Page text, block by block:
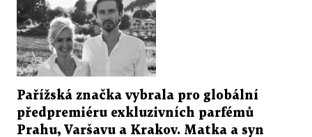
Pařížská značka vybrala pro globální
předpremiéru exkluzivních parfémů
Prahu, Varšavu a Krakov. Matka a syn